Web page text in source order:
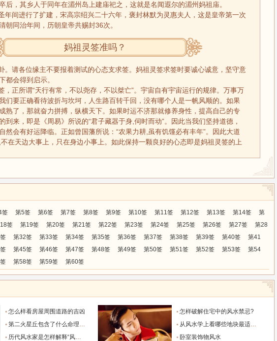
后，其乡人于同年在湄州岛上建庙祀之，这就是名闻遐尔的湄州妈祖庙。
年间进行了扩建，宋高宗绍兴二十六年，褒封林默为灵惠夫人，这是皇帝第一次
朝同治年间，历朝皇帝共赐封36次。
妈祖灵签准吗？
。请各位缘主不要报着测试的心态支求签。妈祖灵签求签时要诚心诚意，坚守意
都会得到启示。
，正所谓“天行有常，不以尧存，不以桀亡”。宇宙自有宇宙运行的规律。万事万
们要正确看待波折与坎坷，人生路百转千回，没有哪个人是一帆风顺的。如果
熟了，那就奋力拼搏，纵横天下。如果时运不济那就修养身性，提高自己的专
到来，即是《周易》所说的“君子藏器于身,伺时而动”。因此当我们坚持道德，
然会有好运降临。正如曾国藩所说：“农果力耕,虽有饥馑必有丰年”。因此大道
在天边大事上，只在身边小事上。如此保持一颗良好的心态即是妈祖灵签的上
签 第5签 第6签 第7签 第8签 第9签 第10签 第11签 第12签 第13签 第14签
第
签 第19签 第20签 第21签 第22签 第23签 第24签 第25签 第26签 第27签
第28
第32签 第33签 第34签 第35签 第36签 第37签 第38签 第39签 第40签
第41
第45签 第46签 第47签 第48签 第49签 第50签 第51签 第52签 第53签
第54
第58签 第59签 第60签
怎么样看房屋周围道路的吉凶
第二火星丘包含了什么命理信息?
历代风水家是怎样解释“风水”的?
怎样破解住宅中的风水禁忌?
从风水学上看哪些地块最适宜开店?
卧室装饰物风水
鼠 牛
猪